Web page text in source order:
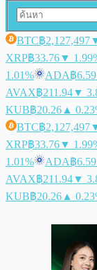
BTC฿2,127,497
XRP฿33.76▼
1.01%
ADA฿6.59
AVAX฿211.94▼
KUB฿20.26 ▲
BTC฿2,127,497
XRP฿33.76▼
1.01%
ADA฿6.59
AVAX฿211.94▼
KUB฿20.26 ▲